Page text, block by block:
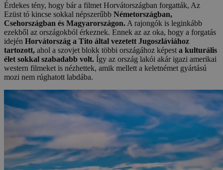
Érdekes tény, hogy bár a filmet Horvátországban forgatták, Az
Ezüst tó kincse sokkal népszerűbb Németországban,
Csehországban és Magyarországon. A rajongók is leginkább
ezekből az országokból érkeznek. Ennek az az oka, hogy a forgatás
idején Horvátország a Tito által vezetett Jugoszláviához
tartozott, ahol a szovjet blokk többi országához képest a kulturális
élet sokkal szabadabb volt. Így az ország lakói akár igazi amerikai
western filmeket is nézhettek, amik mellett a keletnémet gyártású
mozi nem rúghatott labdába.